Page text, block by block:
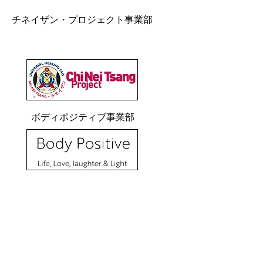
チネイザン・プロジェクト事業部
ボディポジティブ事業部